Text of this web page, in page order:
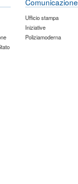
Ufficio stampa
Iniziative
Poliziamoderna